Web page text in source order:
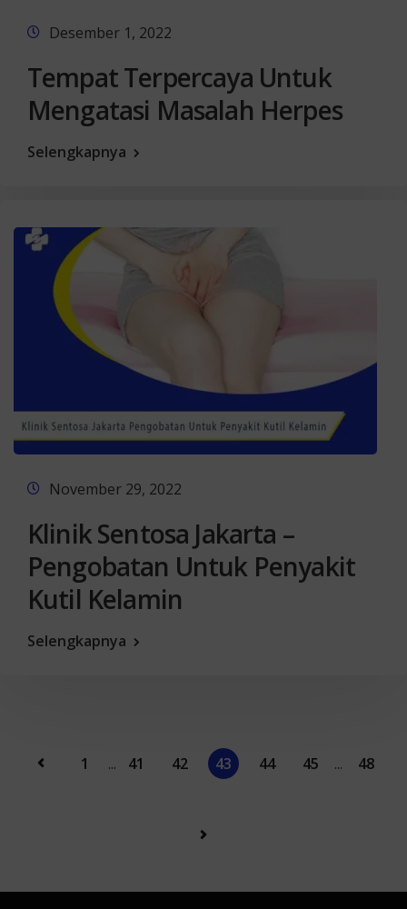
Desember 1, 2022
Tempat Terpercaya Untuk
Mengatasi Masalah Herpes
Selengkapnya
November 29, 2022
Klinik Sentosa Jakarta –
Pengobatan Untuk Penyakit
Kutil Kelamin
Selengkapnya
1 ... 41 42 43 44 45 ... 48